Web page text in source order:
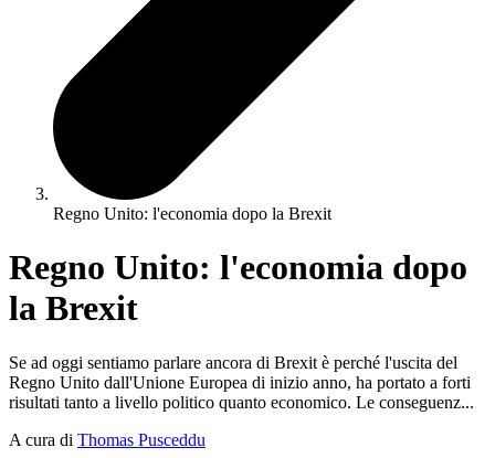
Regno Unito: l'economia dopo la Brexit
Regno Unito: l'economia dopo
la Brexit
Se ad oggi sentiamo parlare ancora di Brexit è perché l'uscita del
Regno Unito dall'Unione Europea di inizio anno, ha portato a forti
risultati tanto a livello politico quanto economico. Le conseguenz...
A cura di Thomas Pusceddu